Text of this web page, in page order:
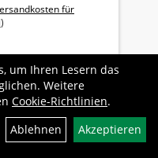
für
)
um Ihren Lesern das
Weitere
Cookie-Richtlinien.
Ablehnen Akzeptieren